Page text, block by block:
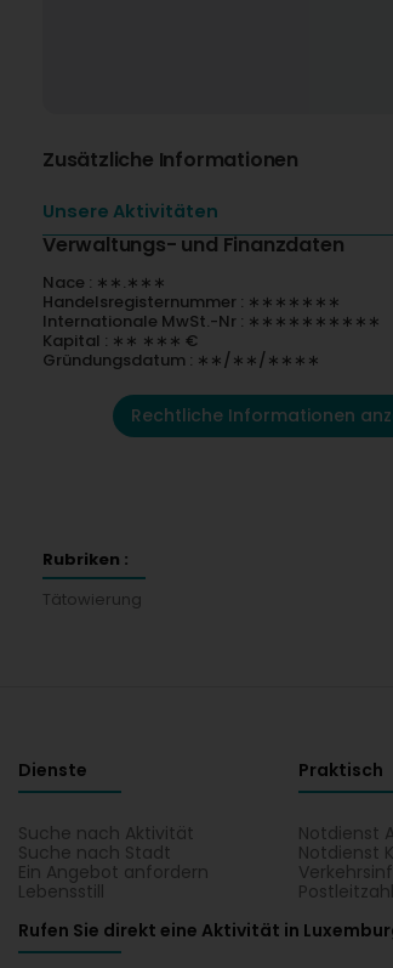
Zusätzliche Informationen
Unsere Aktivitäten
Verwaltungs- und Finanzdaten
Nace : ∗∗.∗∗∗
Handelsregisternummer : ∗∗∗∗∗∗∗
Internationale MwSt.-Nr : ∗∗∗∗∗∗∗∗∗∗
Kapital : ∗∗ ∗∗∗ €
Gründungsdatum : ∗∗/∗∗/∗∗∗∗
Rechtliche Informationen
Rubriken :
Tätowierung
Dienste
Suche nach Aktivität
Suche nach Stadt
Ein Angebot anfordern
Lebensstill
Praktisch
Notdienst
Notdienst
Rufen Sie direkt eine Aktivität in